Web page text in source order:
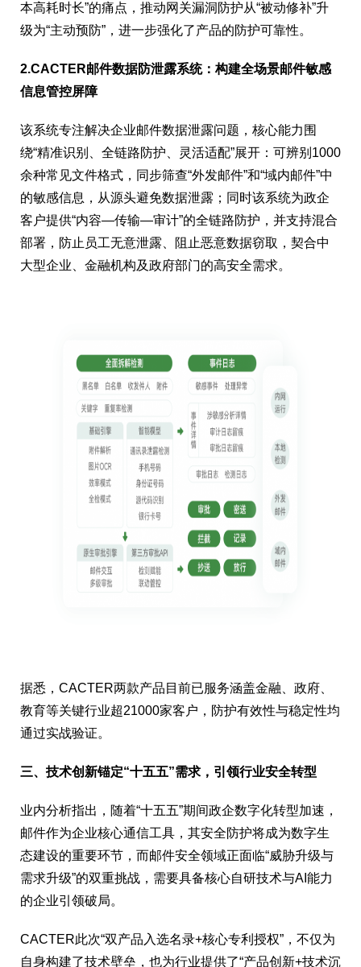
本高耗时长”的痛点，推动网关漏洞防护从“被动修补”升
级为“主动预防”，进一步强化了产品的防护可靠性。
2.CACTER邮件数据防泄露系统：构建全场景邮件敏感
信息管控屏障
该系统专注解决企业邮件数据泄露问题，核心能力围
绕“精准识别、全链路防护、灵活适配”展开：可辨别1000
余种常见文件格式，同步筛查“外发邮件”和“域内邮件”中
的敏感信息，从源头避免数据泄露；同时该系统为政企
客户提供“内容—传输—审计”的全链路防护，并支持混合
部署，防止员工无意泄露、阻止恶意数据窃取，契合中
大型企业、金融机构及政府部门的高安全需求。
据悉，CACTER两款产品目前已服务涵盖金融、政府、
教育等关键行业超21000家客户，防护有效性与稳定性均
通过实战验证。
三、技术创新锚定“十五五”需求，引领行业安全转型
业内分析指出，随着“十五五”期间政企数字化转型加速，
邮件作为企业核心通信工具，其安全防护将成为数字生
态建设的重要环节，而邮件安全领域正面临“威胁升级与
需求升级”的双重挑战，需要具备核心自研技术与AI能力
的企业引领破局。
CACTER此次“双产品入选名录+核心专利授权”，不仅为
自身构建了技术壁垒，也为行业提供了“产品创新+技术沉